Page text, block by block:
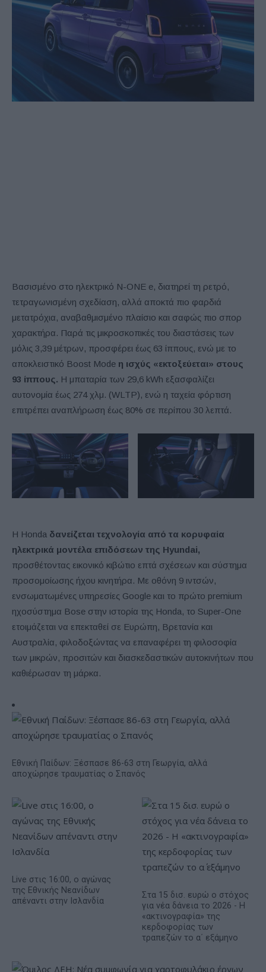
Βασισμένο στο ηλεκτρικό N-ONE e, διατηρεί τη ρετρό,
τετραγωνισμένη σχεδίαση, αλλά αποκτά πιο φαρδιά
μετατρόχια, αναβαθμισμένο πλαίσιο και σαφώς πιο σπορ
χαρακτήρα. Παρά τις μικροσκοπικές του διαστάσεις των
μόλις 3,39 μέτρων, προσφέρει έως 63 ίππους, ενώ με το
αποκλειστικό Boost Mode η ισχύς «εκτοξεύεται» στους
93 ίππους. Η μπαταρία των 29,6 kWh εξασφαλίζει
αυτονομία έως 274 χλμ. (WLTP), ενώ η ταχεία φόρτιση
επιτρέπει αναπλήρωση έως 80% σε περίπου 30 λεπτά.
Η Honda δανείζεται τεχνολογία από τα κορυφαία
ηλεκτρικά μοντέλα επιδόσεων της Hyundai,
προσθέτοντας εικονικό κιβώτιο επτά σχέσεων και σύστημα
προσομοίωσης ήχου κινητήρα. Με οθόνη 9 ιντσών,
ενσωματωμένες υπηρεσίες Google και το πρώτο premium
ηχοσύστημα Bose στην ιστορία της Honda, το Super-One
ετοιμάζεται να επεκταθεί σε Ευρώπη, Βρετανία και
Αυστραλία, φιλοδοξώντας να επαναφέρει τη φιλοσοφία
των μικρών, προσιτών και διασκεδαστικών αυτοκινήτων που
καθιέρωσαν τη μάρκα.
Εθνική Παίδων: Ξέσπασε 86-63 στη Γεωργία, αλλά
αποχώρησε τραυματίας ο Σπανός
Live στις 16:00, ο αγώνας
της Εθνικής Νεανίδων
απέναντι στην Ισλανδία
Στα 15 δισ. ευρώ ο στόχος
για νέα δάνεια το 2026 - Η
«ακτινογραφία» της
κερδοφορίας των
τραπεζών το α΄ εξάμηνο